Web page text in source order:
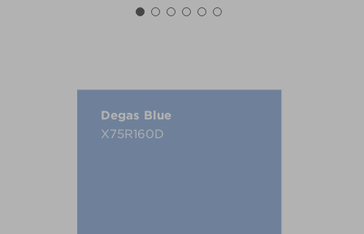
Degas Blue
X75R160D